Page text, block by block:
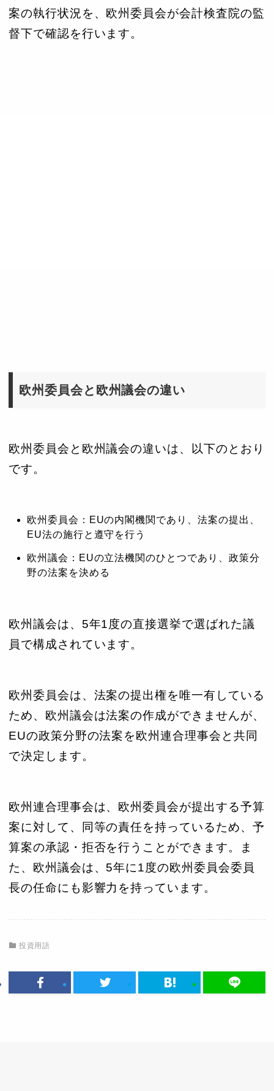
案の執行状況を、欧州委員会が会計検査院の監
督下で確認を行います。
欧州委員会と欧州議会の違い
欧州委員会と欧州議会の違いは、以下のとおり
です。
欧州委員会：EUの内閣機関であり、法案の提出、
EU法の施行と遵守を行う
欧州議会：EUの立法機関のひとつであり、政策分
野の法案を決める
欧州議会は、5年1度の直接選挙で選ばれた議
員で構成されています。
欧州委員会は、法案の提出権を唯一有している
ため、欧州議会は法案の作成ができませんが、
EUの政策分野の法案を欧州連合理事会と共同
で決定します。
欧州連合理事会は、欧州委員会が提出する予算
案に対して、同等の責任を持っているため、予
算案の承認・拒否を行うことができます。ま
た、欧州議会は、5年に1度の欧州委員会委員
長の任命にも影響力を持っています。
投資用語